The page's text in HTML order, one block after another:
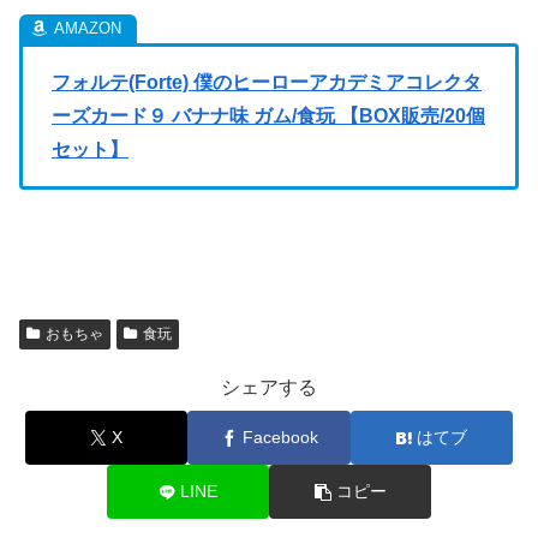
フォルテ(Forte) 僕のヒーローアカデミアコレクタ
ーズカード９ バナナ味 ガム/食玩 【BOX販売/20個
セット】
おもちゃ 食玩
シェアする
X Facebook はてブ
LINE コピー